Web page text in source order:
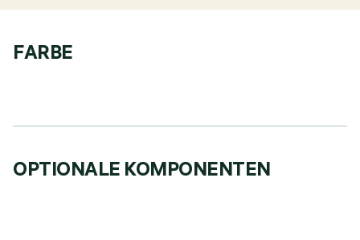
FARBE
OPTIONALE KOMPONENTEN